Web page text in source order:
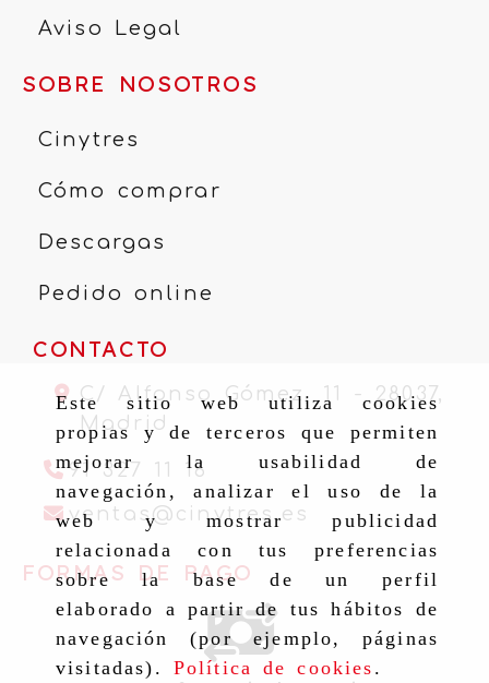
Este sitio web utiliza cookies
propias y de terceros que permiten
mejorar la usabilidad de
navegación, analizar el uso de la
web y mostrar publicidad
relacionada con tus preferencias
sobre la base de un perfil
elaborado a partir de tus hábitos de
navegación (por ejemplo, páginas
visitadas). Política de cookies .
Aviso Legal
SOBRE NOSOTROS
Cinytres
Cómo comprar
Descargas
Pedido online
CONTACTO
C/ Alfonso Gómez, 11 - 28037,
Madrid
91 327 11 16
ventas cinytres.es ventas
FORMAS DE PAGO